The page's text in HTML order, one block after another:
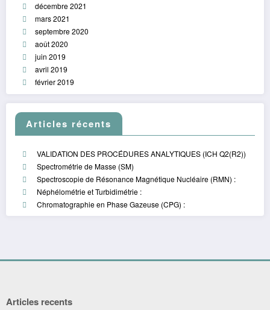
décembre 2021
mars 2021
septembre 2020
août 2020
juin 2019
avril 2019
février 2019
Articles récents
VALIDATION DES PROCÉDURES ANALYTIQUES (ICH Q2(R2))
Spectrométrie de Masse (SM)
Spectroscopie de Résonance Magnétique Nucléaire (RMN) :
Néphélométrie et Turbidimétrie :
Chromatographie en Phase Gazeuse (CPG) :
Articles recents